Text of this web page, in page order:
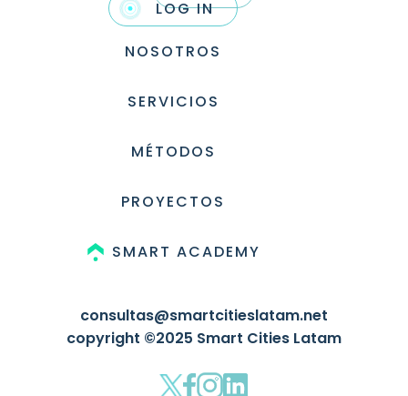
LOG IN
NOSOTROS
SERVICIOS
MÉTODOS
PROYECTOS
SMART ACADEMY
consultas@smartcitieslatam.net
copyright ©2025 Smart Cities Latam